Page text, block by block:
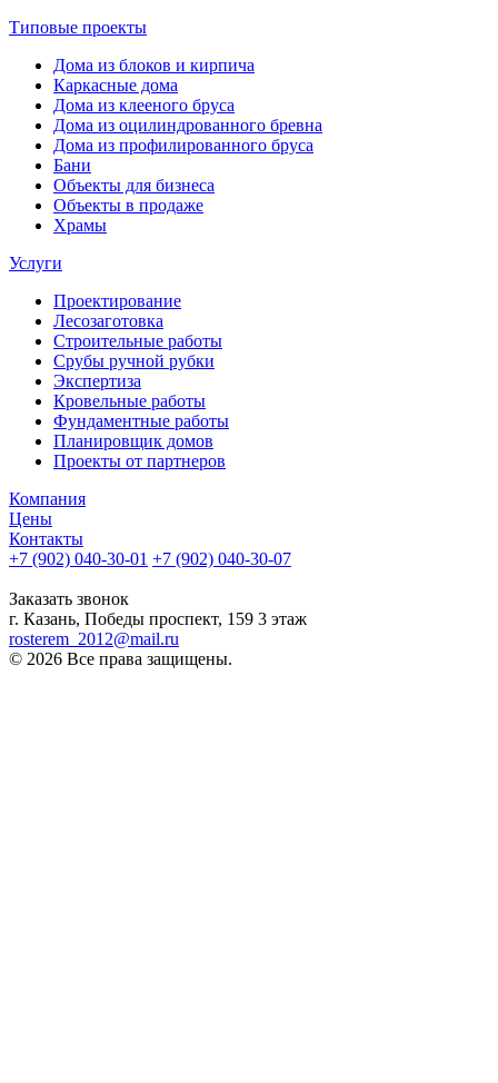
Типовые проекты
Дома из блоков и кирпича
Каркасные дома
Дома из клееного бруса
Дома из оцилиндрованного бревна
Дома из профилированного бруса
Бани
Объекты для бизнеса
Объекты в продаже
Храмы
Услуги
Проектирование
Лесозаготовка
Строительные работы
Срубы ручной рубки
Экспертиза
Кровельные работы
Фундаментные работы
Планировщик домов
Проекты от партнеров
Компания
Цены
Контакты
+7 (902) 040-30-01 +7 (902) 040-30-07
Заказать звонок
г. Казань, Победы проспект, 159 3 этаж
rosterem_2012@mail.ru
© 2026 Все права защищены.